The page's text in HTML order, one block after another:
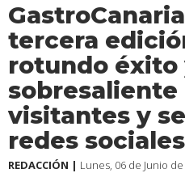
tercera
rotundo éxito
visitantes y
redes sociales
REDACCIÓN | Lunes, 06 de Junio